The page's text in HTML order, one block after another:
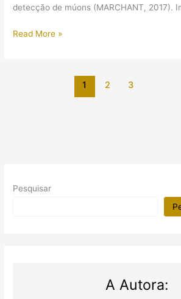
detecção de múons (MARCHANT, 2017).
A
Pirâmide
Read More »
1 2 3
Pesquisar
A Autora: